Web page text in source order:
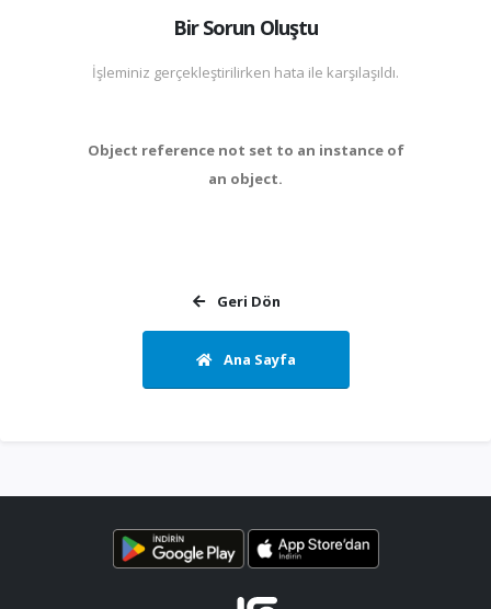
Bir Sorun Oluştu
İşleminiz gerçekleştirilirken hata ile karşılaşıldı.
Object reference not set to an instance of
an object.
Geri Dön
Ana Sayfa